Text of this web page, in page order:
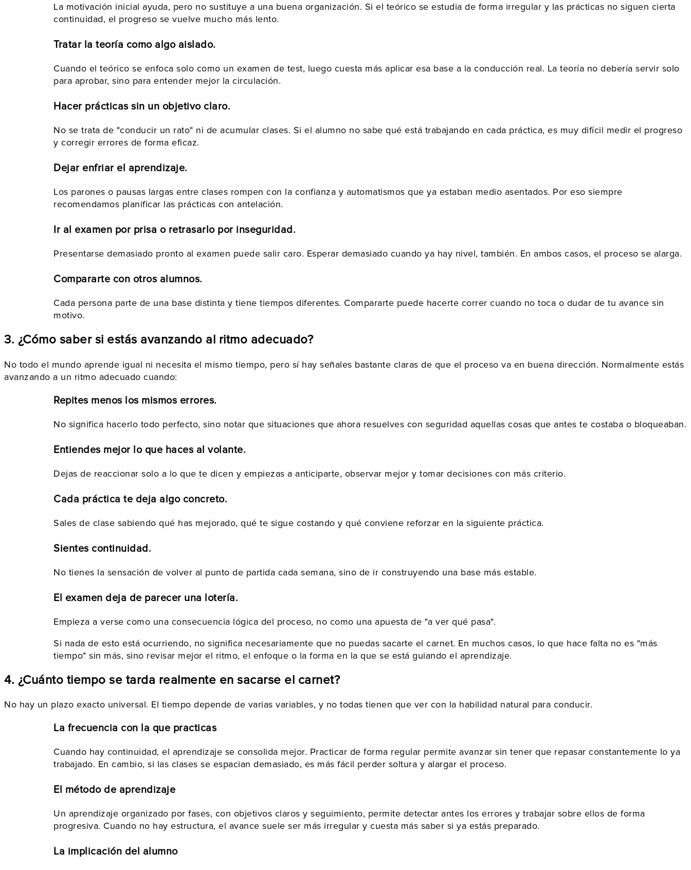
La motivación inicial ayuda, pero no sustituye a una buena organización. Si el teórico se estudia de forma irregular y las prácticas no siguen cierta
continuidad, el progreso se vuelve mucho más lento.
Tratar la teoría como algo aislado.
Cuando el teórico se enfoca solo como un examen de test, luego cuesta más aplicar esa base a la conducción real. La teoría no debería servir solo
para aprobar, sino para entender mejor la circulación.
Hacer prácticas sin un objetivo claro.
No se trata de "conducir un rato" ni de acumular clases. Si el alumno no sabe qué está trabajando en cada práctica, es muy difícil medir el progreso
y corregir errores de forma eficaz.
Dejar enfriar el aprendizaje.
Los parones o pausas largas entre clases rompen con la confianza y automatismos que ya estaban medio asentados. Por eso siempre
recomendamos planificar las prácticas con antelación.
Ir al examen por prisa o retrasarlo por inseguridad.
Presentarse demasiado pronto al examen puede salir caro. Esperar demasiado cuando ya hay nivel, también. En ambos casos, el proceso se alarga.
Compararte con otros alumnos.
Cada persona parte de una base distinta y tiene tiempos diferentes. Compararte puede hacerte correr cuando no toca o dudar de tu avance sin
motivo.
3. ¿Cómo saber si estás avanzando al ritmo adecuado?
No todo el mundo aprende igual ni necesita el mismo tiempo, pero sí hay señales bastante claras de que el proceso va en buena dirección. Normalmente estás
avanzando a un ritmo adecuado cuando:
Repites menos los mismos errores.
No significa hacerlo todo perfecto, sino notar que situaciones que ahora resuelves con seguridad aquellas cosas que antes te costaba o bloqueaban.
Entiendes mejor lo que haces al volante.
Dejas de reaccionar solo a lo que te dicen y empiezas a anticiparte, observar mejor y tomar decisiones con más criterio.
Cada práctica te deja algo concreto.
Sales de clase sabiendo qué has mejorado, qué te sigue costando y qué conviene reforzar en la siguiente práctica.
Sientes continuidad.
No tienes la sensación de volver al punto de partida cada semana, sino de ir construyendo una base más estable.
El examen deja de parecer una lotería.
Empieza a verse como una consecuencia lógica del proceso, no como una apuesta de "a ver qué pasa".
Si nada de esto está ocurriendo, no significa necesariamente que no puedas sacarte el carnet. En muchos casos, lo que hace falta no es "más
tiempo" sin más, sino revisar mejor el ritmo, el enfoque o la forma en la que se está guiando el aprendizaje.
4. ¿Cuánto tiempo se tarda realmente en sacarse el carnet?
No hay un plazo exacto universal. El tiempo depende de varias variables, y no todas tienen que ver con la habilidad natural para conducir.
La frecuencia con la que practicas
Cuando hay continuidad, el aprendizaje se consolida mejor. Practicar de forma regular permite avanzar sin tener que repasar constantemente lo ya
trabajado. En cambio, si las clases se espacian demasiado, es más fácil perder soltura y alargar el proceso.
El método de aprendizaje
Un aprendizaje organizado por fases, con objetivos claros y seguimiento, permite detectar antes los errores y trabajar sobre ellos de forma
progresiva. Cuando no hay estructura, el avance suele ser más irregular y cuesta más saber si ya estás preparado.
La implicación del alumno